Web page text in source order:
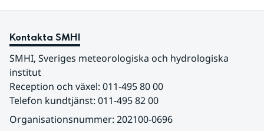
Kontakta SMHI
SMHI, Sveriges meteorologiska och hydrologiska
institut
Reception och växel: 011-495 80 00
Telefon kundtjänst: 011-495 82 00
Organisationsnummer: 202100-0696